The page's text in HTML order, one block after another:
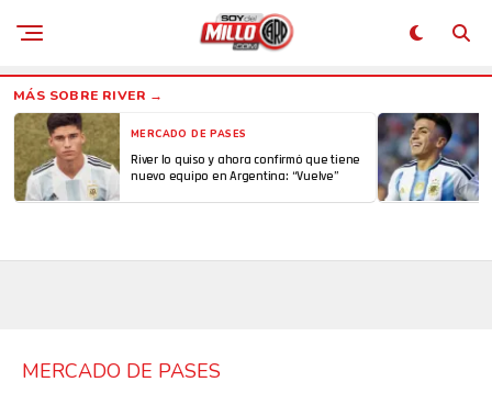
MERCADO DE PASES
River lo quiso y ahora confirmó que tiene
nuevo equipo en Argentina: “Vuelve”
MERCADO DE PASES